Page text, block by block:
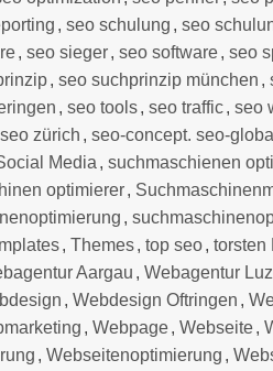
,seo schulung ,seo
,seo sieger,seo software,seo
,seo suchprinzip münchen ,
,seo tools,seo traffic,seo
seo zürich ,seo-concept. seo-global
Media ,suchmaschienen
optimierer,
,
,Themes,top seo,torsten
Aargau ,Webagentur
,Webdesign Oftringen ,
,Webpage,Webseite,
,Webseitenoptimierung ,